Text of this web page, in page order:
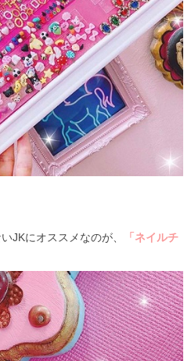
JKにオススメなのが、
「ネイルチ